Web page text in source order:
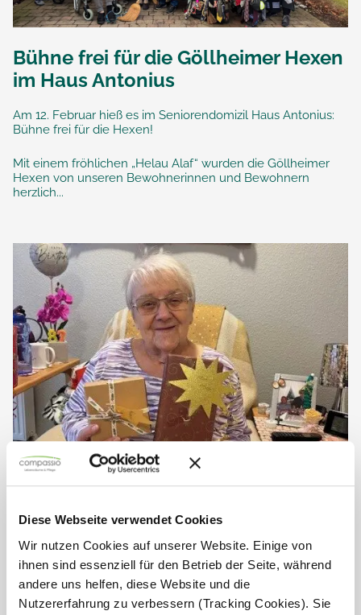
Diese Webseite verwendet Cookies
Wir nutzen Cookies auf unserer Website. Einige von
ihnen sind essenziell für den Betrieb der Seite, während
andere uns helfen, diese Website und die
Nutzererfahrung zu verbessern (Tracking Cookies). Sie
Bühne frei für die Göllheimer Hexen
im Haus Antonius
Am 12. Februar hieß es im Seniorendomizil Haus Antonius:
Bühne frei für die Hexen!
Mit einem fröhlichen „Helau Alaf“ wurden die Göllheimer
Hexen von unseren Bewohnerinnen und Bewohnern
herzlich...
voller Erfolg
Am 08.01.26 wurden im Seniorendomizil Haus Antonius die
Geschenke unserer Wunschbaumaktion verteilt. Strahlende
Gesichter, leuchtende Augen und große Freude machten
diesen Tag zu etwas ganz Besonderem. Unsere...